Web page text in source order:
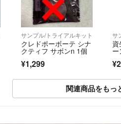
サンプル/トライアルキット
クレドポーボーテ シナ
クティフ サボンn 1個
¥1,299
サ
ー
関連商品をもっ